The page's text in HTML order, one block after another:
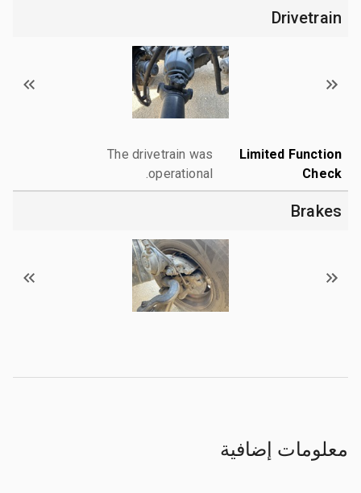
Drivetrain
Limited Function
Check
The drivetrain was
operational.
Brakes
معلومات إضافية